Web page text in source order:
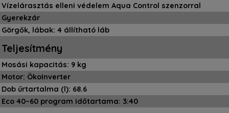
Vízelárasztás elleni védelem Aqua Control szenzorral
Gyerekzár
Görgők, lábak: 4 állítható láb
Teljesítmény
Mosási kapacitás: 9 kg
Motor: ÖkoInverter
Dob űrtartalma (l): 68.6
Eco 40–60 program időtartama: 3:40